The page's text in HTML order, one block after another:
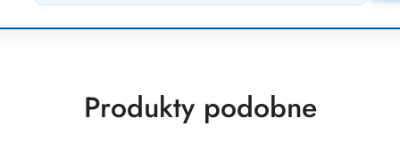
Produkty
Produkty podobne